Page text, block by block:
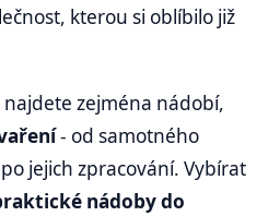
kterou si oblíbilo již
zejména nádobí,
- od samotného
jejich zpracování. Vybírat
nádoby do